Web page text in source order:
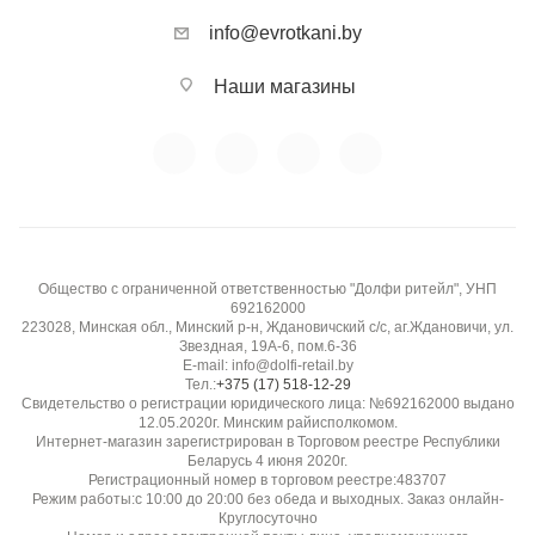
info@evrotkani.by
Наши магазины
Общество с ограниченной ответственностью "Долфи ритейл", УНП
692162000
223028, Минская обл., Минский р-н, Ждановичский с/с, аг.Ждановичи, ул.
Звездная, 19А-6, пом.6-36
E-mail: info@dolfi-retail.by
Тел.:+375 (17) 518-12-29
Свидетельство о регистрации юридического лица: №692162000 выдано
12.05.2020г. Минским райисполкомом.
Интернет-магазин зарегистрирован в Торговом реестре Республики
Беларусь 4 июня 2020г.
Регистрационный номер в торговом реестре:483707
Режим работы:с 10:00 до 20:00 без обеда и выходных. Заказ онлайн-
Круглосуточно